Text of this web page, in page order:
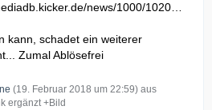
news/1000/1020…
kann, schadet ein weiterer
Zumal Ablösefrei
(19. Februar 2018 um 22:59) aus
ergänzt +Bild